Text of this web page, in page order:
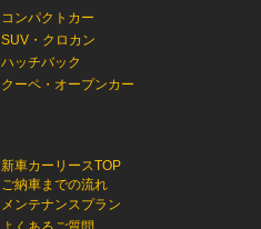
コンパクトカー
SUV・クロカン
ハッチバック
クーペ・オープンカー
新車カーリースTOP
ご納車までの流れ
メンテナンスプラン